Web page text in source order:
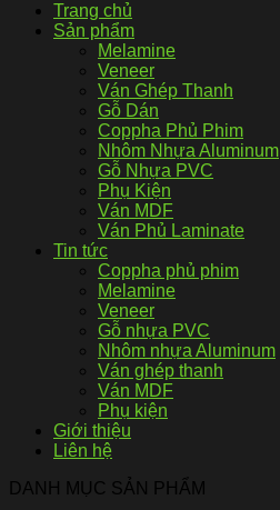
Trang chủ
Sản phẩm
Melamine
Veneer
Ván Ghép Thanh
Gỗ Dán
Coppha Phủ Phim
Nhôm Nhựa Aluminum
Gỗ Nhựa PVC
Phụ Kiện
Ván MDF
Ván Phủ Laminate
Tin tức
Coppha phủ phim
Melamine
Veneer
Gỗ nhựa PVC
Nhôm nhựa Aluminum
Ván ghép thanh
Ván MDF
Phụ kiện
Giới thiệu
Liên hệ
DANH MỤC SẢN PHẨM